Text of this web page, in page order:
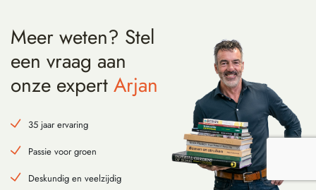
Meer weten? Stel
een vraag aan
onze expertArjan
35 jaar ervaring
Passie voor groen
Deskundig en veelzijdig